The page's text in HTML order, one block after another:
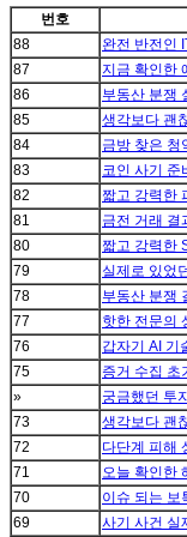
번호
88
완전 반전인
87
지금 확인한
86
부동산 분쟁
85
생각보다 괜
84
금방 찾은 청
83
코인 사기 준
82
짧고 강력한
81
금전 거래 결
80
짧고 강력한
79
실제로 있었
78
부동산 분쟁
77
핫한 전문의
76
갑자기 AI 기
75
증거 수집 초
»
궁금했던 투
73
생각보다 괜
72
다단계 피해
71
오늘 확인한
70
이슈 되는 보
69
사기 사건 실